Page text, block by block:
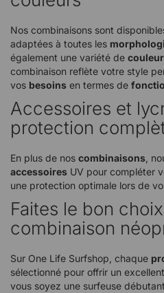
Nos combinaisons sont
adaptées à toutes les
également une variété de
combinaison reflète votre style
vos besoins en termes de
Accessoires et
protection
En plus de nos combinaisons ,
accessoires UV pour compléter
une protection optimale lors de
Faites le bon
combinaison
Sur One Life Surfshop, chaque
sélectionné pour offrir un excellent
vous soyez une surfeuse